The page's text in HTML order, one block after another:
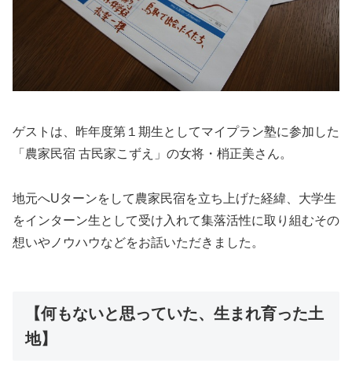
ゲストは、昨年度第１期生としてマイプラン塾に参加した
「農家民宿 古民家こずえ」の女将・梢正美さん。
地元へUターンをして農家民宿を立ち上げた経緯、大学生
をインターン生として受け入れて集落活性に取り組むその
想いやノウハウなどをお話いただきました。
【何もないと思っていた、生まれ育った土
地】